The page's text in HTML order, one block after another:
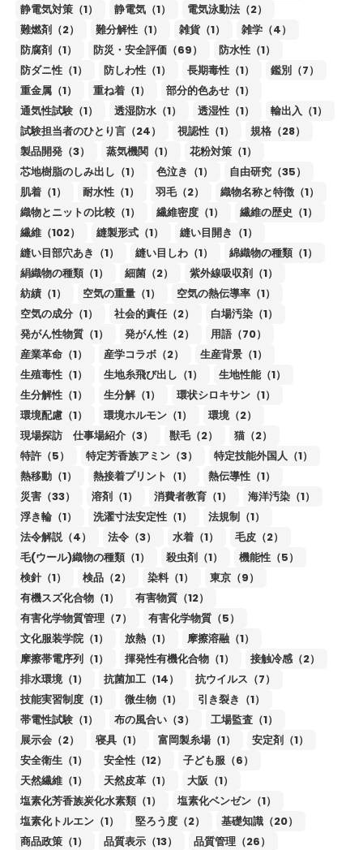
静電気対策（1）
静電気（1）
電気泳動法（2）
難燃剤（2）
難分解性（1） 雑貨（1）
雑学（4）
防腐剤（1）
防災・安全評価（69）
防水性（1）
防ダニ性（1）
防しわ性（1） 長期毒性（1）
鑑別（7）
重金属（1）
重ね着（1）
部分的色あせ（1）
通気性試験（1）
透湿防水（1） 透湿性（1）
輸出入（1）
試験担当者のひとり言（24）
視認性（1）
規格（28）
製品開発（3）
蒸気機関（1）
花粉対策（1）
芯地樹脂のしみ出し（1）
色泣き（1）
自由研究（35）
肌着（1）
耐水性（1） 羽毛（2）
織物名称と特徴（1）
織物とニットの比較（1）
繊維密度（1）
繊維の歴史（1）
繊維（102）
縫製形式（1）
縫い目開き（1）
縫い目部穴あき（1）
縫い目しわ（1）
綿織物の種類（1）
絹織物の種類（1）
細菌（2）
紫外線吸収剤（1）
紡績（1）
空気の重量（1）
空気の熱伝導率（1）
空気の成分（1）
社会的責任（2）
白場汚染（1）
発がん性物質（1）
発がん性（2）
用語（70）
産業革命（1）
産学コラボ（2）
生産背景（1）
生殖毒性（1）
生地糸飛び出し（1）
生地性能（1）
生分解性（1）
生分解（1）
環状シロキサン（1）
環境配慮（1）
環境ホルモン（1）
環境（2）
現場探訪 仕事場紹介（3）
獣毛（2）
猫（2）
特許（5）
特定芳香族アミン（3）
特定技能外国人（1）
熱移動（1）
熱接着プリント（1）
熱伝導性（1）
災害（33）
溶剤（1） 消費者教育（1）
海洋汚染（1）
浮き輪（1）
洗濯寸法安定性（1）
法規制（1）
法令解説（4）
法令（3） 水着（1）
毛皮（2）
毛(ウール)織物の種類（1）
殺虫剤（1）
機能性（5）
検針（1）
検品（2） 染料（1）
東京（9）
有機スズ化合物（1）
有害物質（12）
有害化学物質管理（7）
有害化学物質（5）
文化服装学院（1）
放熱（1）
摩擦溶融（1）
摩擦帯電序列（1）
揮発性有機化合物（1）
接触冷感（2）
排水環境（1）
抗菌加工（14）
抗ウイルス（7）
技能実習制度（1）
微生物（1）
引き裂き（1）
帯電性試験（1）
布の風合い（3）
工場監査（1）
展示会（2）
寝具（1） 富岡製糸場（1）
安定剤（1）
安全衛生（1）
安全性（12）
子ども服（6）
天然繊維（1）
天然皮革（1）
大阪（1）
塩素化芳香族炭化水素類（1）
塩素化ベンゼン（1）
塩素化トルエン（1）
堅ろう度（2）
基礎知識（20）
商品政策（1）
品質表示（13）
品質管理（26）